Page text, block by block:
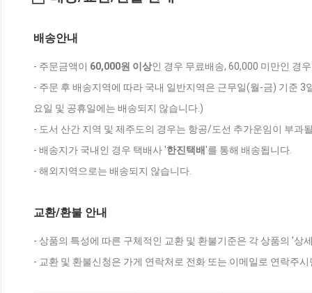
배송안내
- 주문금액이 60,000원 이상인 경우 무료배송, 60,000 미만인 경
- 주문 후 배송지역에 따라 국내 일반지역은 근무일(월-금) 기준
요일 및 공휴일에는 배송되지 않습니다.)
- 도서 산간 지역 및 제주도의 경우는 항공/도선 추가운임이 부과
- 배송지가 국내인 경우 택배사 '한진택배'를 통해 배송됩니다.
- 해외지역으로는 배송되지 않습니다.
교환/환불 안내
- 상품의 특성에 따른 구체적인 교환 및 환불기준은 각 상품의 '상
- 교환 및 환불신청은 가게 연락처로 전화 또는 이메일로 연락주